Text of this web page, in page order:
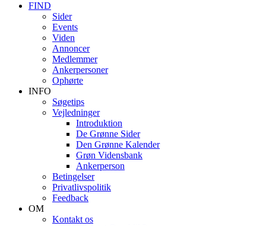
FIND
Sider
Events
Viden
Annoncer
Medlemmer
Ankerpersoner
Ophørte
INFO
Søgetips
Vejledninger
Introduktion
De Grønne Sider
Den Grønne Kalender
Grøn Vidensbank
Ankerperson
Betingelser
Privatlivspolitik
Feedback
OM
Kontakt os